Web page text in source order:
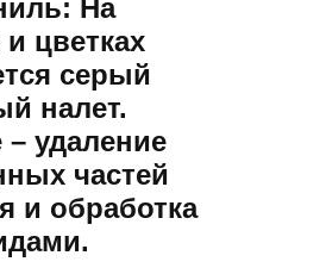
На
цветках
серый
налет.
– удаление
частей
и обработка